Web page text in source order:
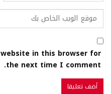
in this browser for
the next time I comment.